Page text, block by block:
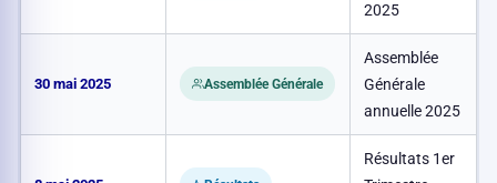
2025
30 mai 2025 Assemblée Générale
Assemblée
Générale
annuelle 2025
Résultats 1er